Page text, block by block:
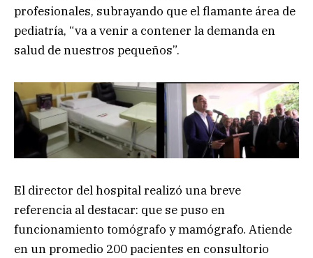
profesionales, subrayando que el flamante área de
pediatría, “va a venir a contener la demanda en
salud de nuestros pequeños”.
El director del hospital realizó una breve
referencia al destacar: que se puso en
funcionamiento tomógrafo y mamógrafo. Atiende
en un promedio 200 pacientes en consultorio